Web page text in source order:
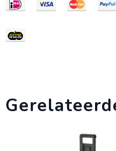
polypropeen biedt
druk en het stapelen
hardhandig wordt
gebruiksgemak staat
dubbele wielen en